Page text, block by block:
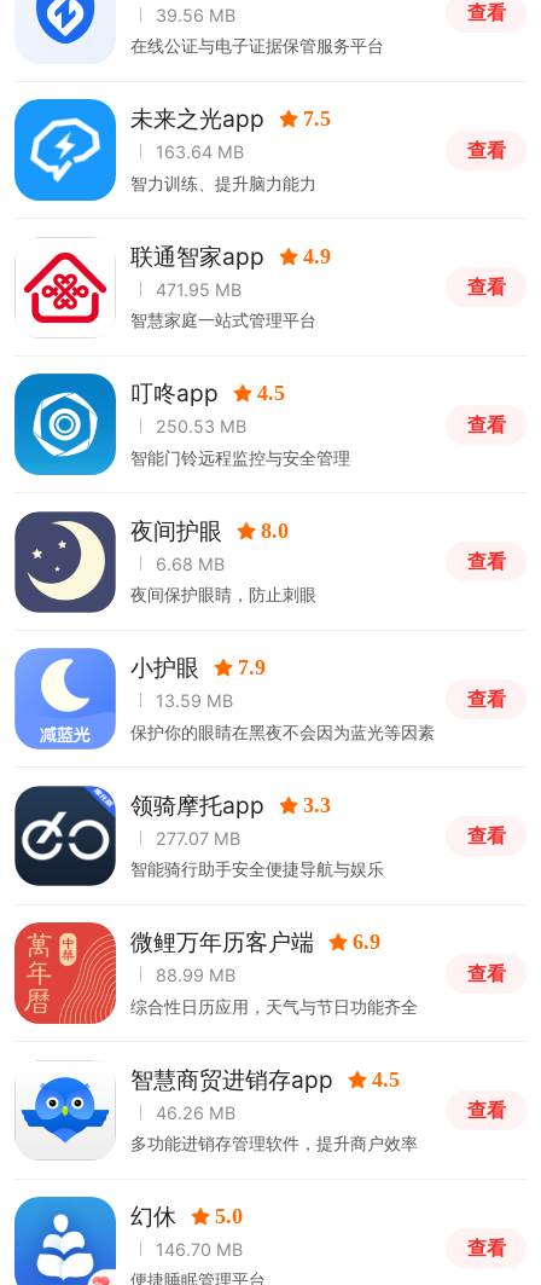
39.56 MB
在线公证与电子证据保管服务平台
查看
未来之光app 7.5
163.64 MB
智力训练、提升脑力能力
查看
联通智家app 4.9
471.95 MB
智慧家庭一站式管理平台
查看
叮咚app 4.5
250.53 MB
智能门铃远程监控与安全管理
查看
夜间护眼 8.0
6.68 MB
夜间保护眼睛，防止刺眼
查看
小护眼 7.9
13.59 MB
保护你的眼睛在黑夜不会因为蓝光等因素
查看
领骑摩托app 3.3
277.07 MB
智能骑行助手安全便捷导航与娱乐
查看
微鲤万年历客户端 6.9
88.99 MB
综合性日历应用，天气与节日功能齐全
查看
智慧商贸进销存app 4.5
46.26 MB
多功能进销存管理软件，提升商户效率
查看
幻休 5.0
146.70 MB
便捷睡眠管理平台
查看